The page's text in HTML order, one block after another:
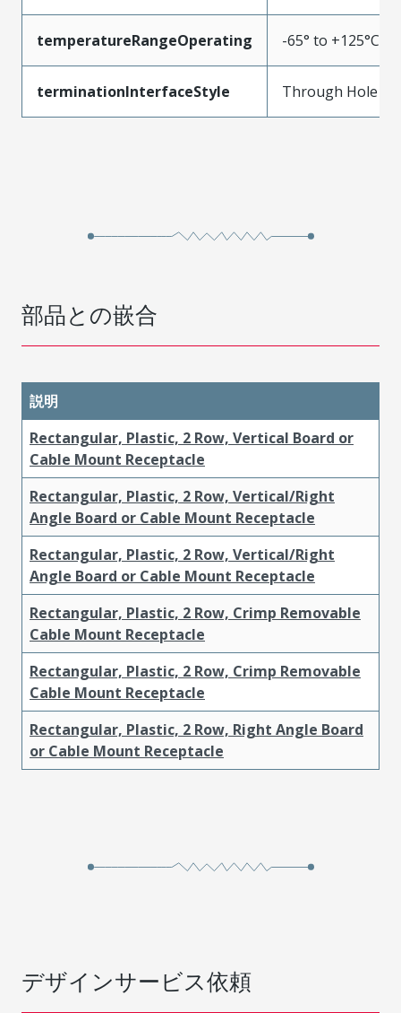
temperatureRangeOperating -65° to +125°C
terminationInterfaceStyle Through Hole
部品との嵌合
説明
Rectangular, Plastic, 2 Row, Vertical Board or
Cable Mount Receptacle
Rectangular, Plastic, 2 Row, Vertical/Right
Angle Board or Cable Mount Receptacle
Rectangular, Plastic, 2 Row, Vertical/Right
Angle Board or Cable Mount Receptacle
Rectangular, Plastic, 2 Row, Crimp Removable
Cable Mount Receptacle
Rectangular, Plastic, 2 Row, Crimp Removable
Cable Mount Receptacle
Rectangular, Plastic, 2 Row, Right Angle Board
or Cable Mount Receptacle
デザインサービス依頼